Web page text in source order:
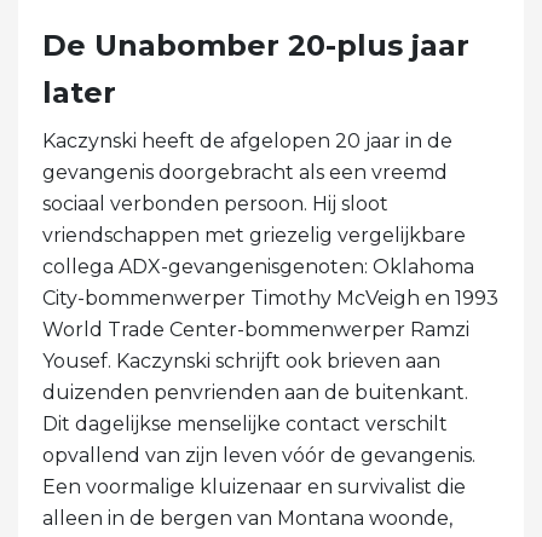
De Unabomber 20-plus jaar
later
Kaczynski heeft de afgelopen 20 jaar in de
gevangenis doorgebracht als een vreemd
sociaal verbonden persoon. Hij sloot
vriendschappen met griezelig vergelijkbare
collega ADX-gevangenisgenoten: Oklahoma
City-bommenwerper Timothy McVeigh en 1993
World Trade Center-bommenwerper Ramzi
Yousef. Kaczynski schrijft ook brieven aan
duizenden penvrienden aan de buitenkant.
Dit dagelijkse menselijke contact verschilt
opvallend van zijn leven vóór de gevangenis.
Een voormalige kluizenaar en survivalist die
alleen in de bergen van Montana woonde,